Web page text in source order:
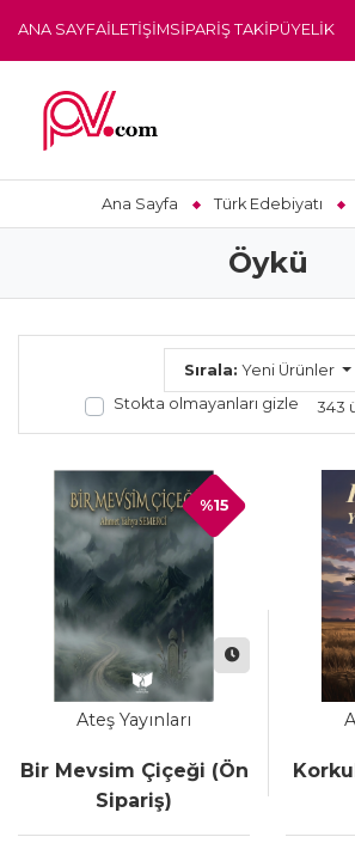
ANA SAYFAİLETIŞIMSIPARIŞ TAKIPÜYELIK
Ana Sayfa Türk Edebiyatı
Öykü
Sırala: Yeni Ürünler
Stokta olmayanları gizle
343
Ateş Yayınları
Bir Mevsim Çiçeği (Ön
Sipariş)
%15